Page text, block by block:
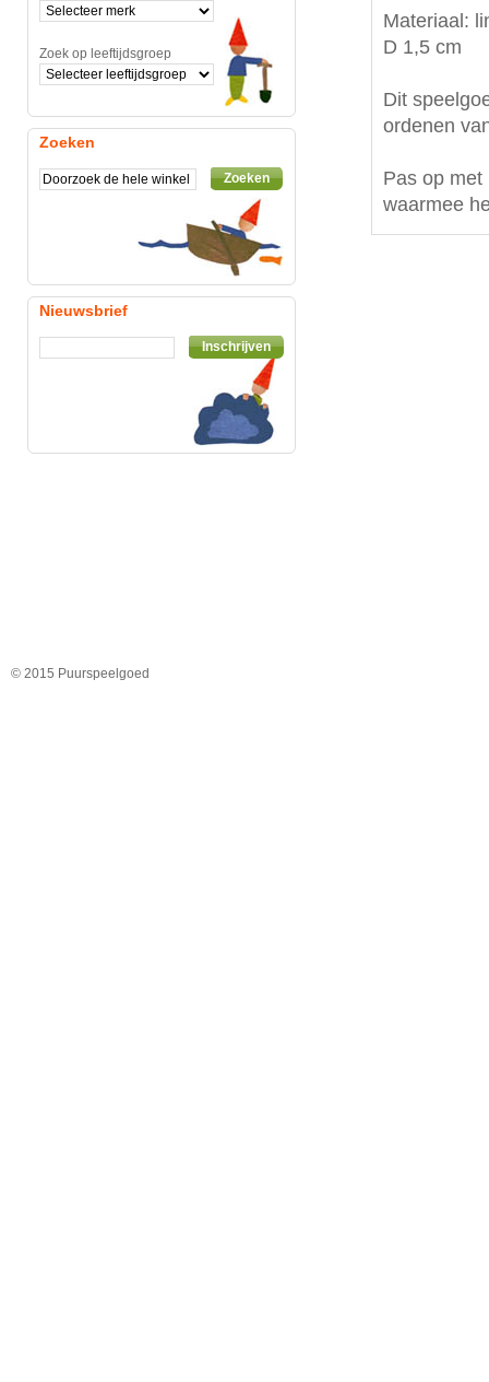
Materiaal:
D 1,5 cm
Dit
ordenen
Pas op
waarmee
Zoek op leeftijdsgroep
Zoeken
Zoeken
Nieuwsbrief
Inschrijven
© 2015 Puurspeelgoed